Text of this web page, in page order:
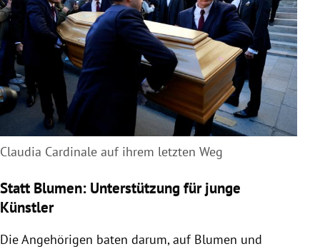
Claudia Cardinale auf ihrem letzten Weg
Statt Blumen: Unterstützung für junge
Künstler
Die Angehörigen baten darum, auf Blumen und